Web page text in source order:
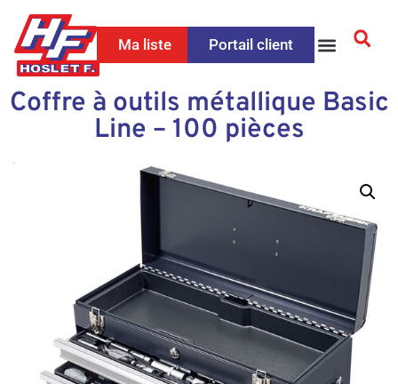
Ma liste Portail client
Coffre à outils métallique Basic
Line – 100 pièces